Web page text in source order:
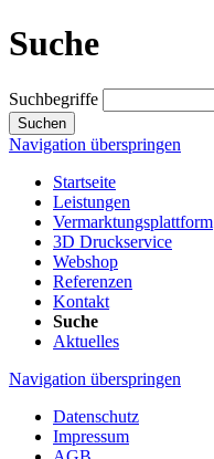
Suche
Suchbegriffe
Suchen
Navigation überspringen
Startseite
Leistungen
Vermarktungsplattform
3D Druckservice
Webshop
Referenzen
Kontakt
Suche
Aktuelles
Navigation überspringen
Datenschutz
Impressum